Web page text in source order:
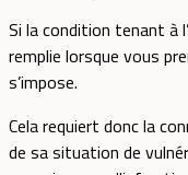
Si la condition tenant à
remplie lorsque vous
s’impose.
Cela requiert donc la
de sa situation de